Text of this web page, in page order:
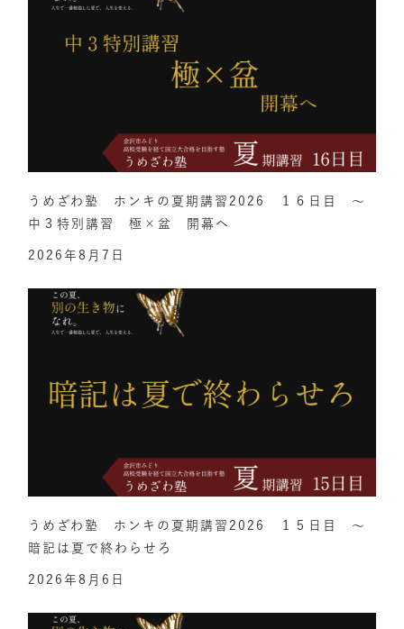
うめざわ塾 ホンキの夏期講習2026 １６日目 ～
中３特別講習 極×盆 開幕へ
2026年8月7日
うめざわ塾 ホンキの夏期講習2026 １５日目 ～
暗記は夏で終わらせろ
2026年8月6日